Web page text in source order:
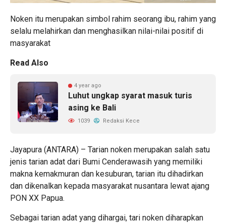
Noken itu merupakan simbol rahim seorang ibu, rahim yang
selalu melahirkan dan menghasilkan nilai-nilai positif di
masyarakat
Read Also
4 year ago
Luhut ungkap syarat masuk turis
asing ke Bali
1039 Redaksi Kece
Jayapura (ANTARA) – Tarian noken merupakan salah satu
jenis tarian adat dari Bumi Cenderawasih yang memiliki
makna kemakmuran dan kesuburan, tarian itu dihadirkan
dan dikenalkan kepada masyarakat nusantara lewat ajang
PON XX Papua.
Sebagai tarian adat yang dihargai, tari noken diharapkan